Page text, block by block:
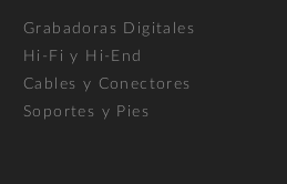
Grabadoras Digitales
Hi-Fi y Hi-End
Cables y Conectores
Soportes y Pies